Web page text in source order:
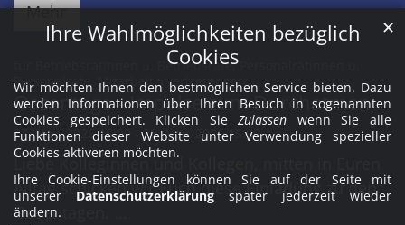
Ihre Wahlmöglichkeiten bezüglich
Cookies
Wir möchten Ihnen den bestmöglichen Service bieten. Dazu
werden Informationen über Ihren Besuch in sogenannten
Cookies gespeichert. Klicken SieZulassen wenn Sie alle
Funktionen dieser Website unter Verwendung spezieller
Cookies aktiveren möchten.
Ihre Cookie-Einstellungen können Sie auf der Seite mit
unserer Datenschutzerklärung später jederzeit wieder
ändern.
✕
Mehr
für Betriebsrätinnen u. Betriebsräte, Personalrätinnen u.
Personalräte, Mitarbeitervertretungen
Oasentage - Impulse zum Durchatmen
27. Nov. 2026 15:00 - 28. Nov. 2026 15:00
Liebe Kolleginnen und Kollegen, mitten in Euren
Alltag schicken wir Euch diese Einladung zu den
Oasentagen. ...